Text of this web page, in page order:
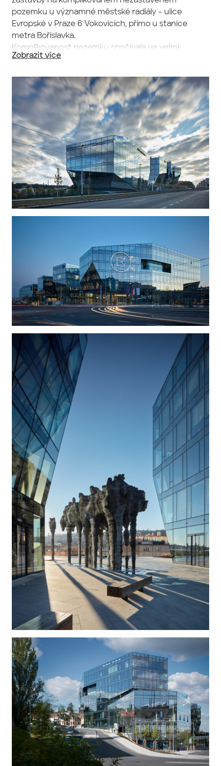
pozemku u významné městské radiály – ulice
Evropské v Praze 6 Vokovicích, přímo u stanice
metra Bořislavka.
Komplikovanost pozemku spočívala ve velmi
nepravidelném tvaru s velkým výškovým
okolní zástavby – je zde vilová čtvrť Hanspaulka,
poměrně příjemná středně podlažní bytová
zástavba ulice Kladenské, v širším kontextu ale i
vysoké panelové objekty sídliště Červený vrch a
solitérní administrativní budova v protilehlém
kvadrantu křižovatky Horoměřická. Celkově prošla
ulice Evropská od devadesátých let velkým
rozvojem, postavili se podél ní nové budovy se sídly
významných společností, které ale urbanisticky
posilují charakter spíše ulice Evropské a méně už
lokální městské prostředí za ní. Neadekvátnost
ponechaného prázdného místa u stanice metra a
účastníky workshopu. Nejpodstatnější sdělením v
zadání pro nás bylo to, že kromě vytvoření
reprezentativního sídla společnosti a doplnění ulice
Evropské je kladen důraz také na zlepšení prostředí
uvnitř navazujícího území, dokončení ulice
Kladenské, doplnění chybějící občanské vybavenosti
pro celou oblast a zlepšení přístupu ke stanici metra
pro místní obyvatele, vytvoření chybějícího a
skutečně živého městského prostředí. Historickou
roli ulice Kladenské jakožto hlavní městské páteře
převzala v minulém století ulice Evropská, bohužel
ale jenom ve smyslu dopravním, bez obchodů a
služeb pro lokalitu. Proto bylo od počátku naší práce
cílem vytvoření skutečného multifunkčního centra,
doplňujícího vše, co v okolí obyvatelům chybí
(prodejna potravin, restaurace, kavárny) včetně
nového veřejného prostoru – malé piazzetty
navržené přibližně v místě historicky existujícího
obdobného prostoru.
Na počátku práce, při studiu historických map jsme
si uvědomili, že nepravidelný tvar pozemku v
podobě velmi protáhlého trojúhelníku není v tomto
případě důsledek anomálie v katastru nemovitostí
ani geometrické chaotičnosti našeho současného
územního plánu, ale záznam původních historických
přístupových cest ze severozápadu k Pražskému
Hradu a ostrý úhel jež svírají pak důsledek jejich
různé nivelety. Historicky zřejmě nejvýznamnější
cesta v linii dnešní ulice Horoměřické přetínala
původní cesty v linii dnešních ulic Evropské a
Kladenské a vytvářela s nimi trojúhelník právě na
tomto pozemku. Toto geometrické schéma jsme se
rozhodli v konceptu rozvinout a umožnit opět
průchod pozemkem, převedli jsme ho ale z jedné
osy do tří os rozprostřených v celé jeho ploše. Z
důvodu prostupnosti pozemku a z důvodu
konsensuálního měřítka vzhledem k různorodé
okolní zástavbě, která neposkytuje jednoznačný
urbanistický kontext, jsme tak namísto konvenčního
jednolitého bloku navrhli čtyři objekty. Při stanovení
jejich formy jsme se inspirovali nepravidelným
tvarem pozemku a principem fraktální podobnosti v
jeho členění. Geometrie objektů jsou tak z tvaru
pozemku přímo odvozeny, jsou sice nepravidelné
Zobrazit více